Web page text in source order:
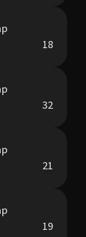
18
32
21
19